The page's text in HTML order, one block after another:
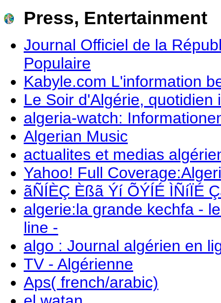
Press, Entertainment
Journal Officiel de la
Populaire
Kabyle.com L'information
Le Soir d'Algérie, quotidien
algeria-watch:
Algerian Music
actualites et medias
Yahoo! Full
ãÑÍÈÇ Èßã Ýí ÕÝÍÉ ÌÑíÏÉ
algerie:la grande kechfa -
line -
algo : Journal algérien en
TV - Algérienne
Aps( french/arabic)